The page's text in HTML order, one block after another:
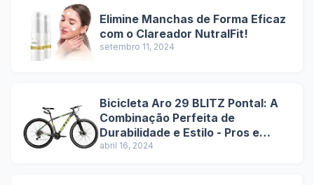
Elimine Manchas de Forma Eficaz
com o Clareador NutralFit!
setembro 11, 2024
Bicicleta Aro 29 BLITZ Pontal: A
Combinação Perfeita de
Durabilidade e Estilo - Pros e
Contras
abril 16, 2024